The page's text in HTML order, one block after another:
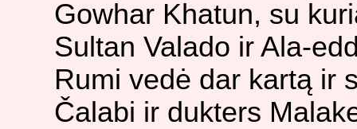
Gowhar Khatun, su
Sultan Valado ir Ala-
Rumi vedė dar kartą ir
Čalabi ir dukters